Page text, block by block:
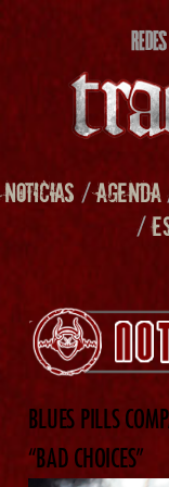
NOTICIAS /AGENDA
/
BLUES PILLS
“BAD CHOICES”